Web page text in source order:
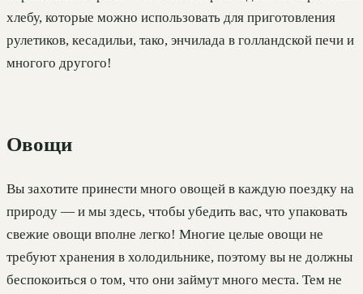
хлебу, которые можно использовать для приготовления
рулетиков, кесадильи, тако, энчилада в голландской печи и
многого другого!
Овощи
Вы захотите принести много овощей в каждую поездку на
природу — и мы здесь, чтобы убедить вас, что упаковать
свежие овощи вполне легко! Многие целые овощи не
требуют хранения в холодильнике, поэтому вы не должны
беспокоиться о том, что они займут много места. Тем не